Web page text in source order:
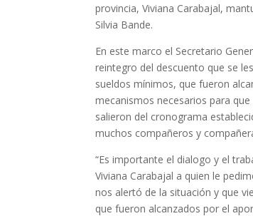
provincia, Viviana Carabajal,
Silvia Bande.
En este marco el Secretario
reintegro del descuento que se
sueldos mínimos, que fueron
mecanismos necesarios para
salieron del cronograma
muchos compañeros y
“Es importante el dialogo y el
Viviana Carabajal a quien le
nos alertó de la situación y que
que fueron alcanzados por el